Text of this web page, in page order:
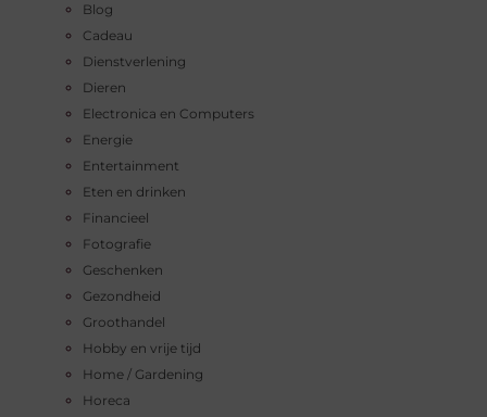
Blog
Cadeau
Dienstverlening
Dieren
Electronica en Computers
Energie
Entertainment
Eten en drinken
Financieel
Fotografie
Geschenken
Gezondheid
Groothandel
Hobby en vrije tijd
Home / Gardening
Horeca